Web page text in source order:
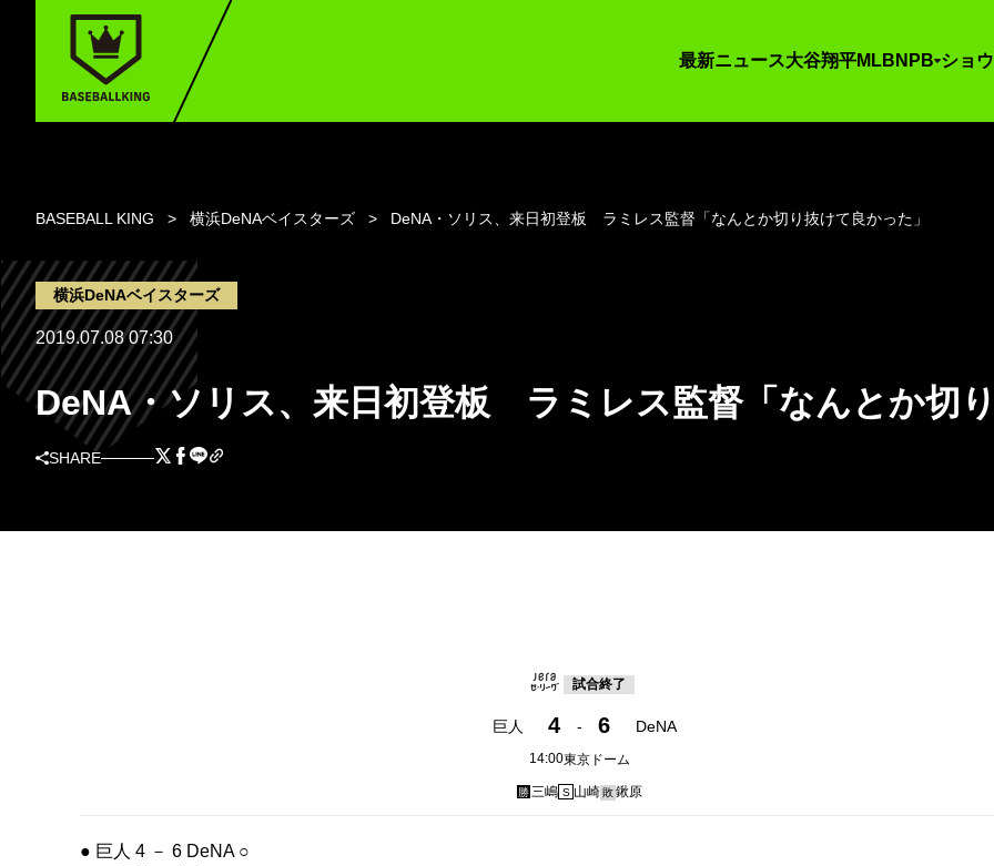
最新ニュース大谷翔平MLB NPB ショ
BASEBALL KING 横浜DeNAベイスターズ DeNA・ソリス、来日初登板 ラミレス監督「なんとか切り抜けて良かった」
横浜DeNAベイスターズ
2019.07.08 07:30
DeNA・ソリス、来日初登板 ラミレス監督「なんとか切
SHARE
試合終了
巨人 4 - 6 DeNA
14:00東京ドーム
勝三嶋 S 山崎敗鍬原
● 巨人 4 － 6 DeNA ○